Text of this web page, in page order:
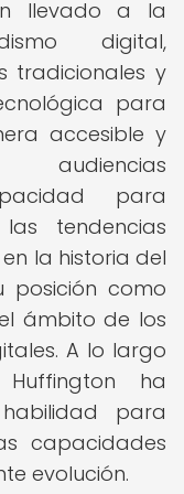
llevado a la
digital,
tradicionales y
para
accesible y
para
tendencias
la historia del
posición como
ámbito de los
A lo largo
ha
para
capacidades
evolución.